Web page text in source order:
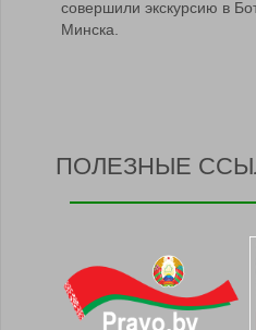
совершили экскурсию в
Минска.
ПОЛЕЗНЫЕ